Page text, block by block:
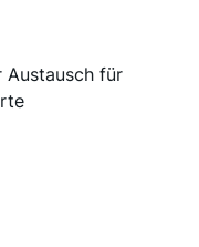
Austausch für